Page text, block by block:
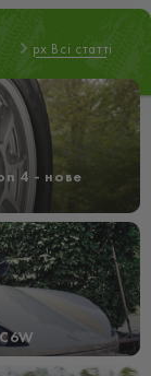
px Всі статті
4 - нове